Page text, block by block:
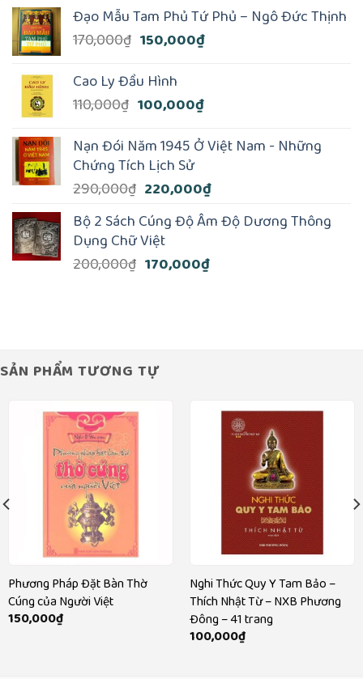
là:
230,000₫.
tại
Đạo Mẫu Tam Phủ Tứ Phủ – Ngô Đức Thịnh
170,000₫ Giá
là:
170,000₫.
150,000₫Giá
là:
Cao Ly Đầu Hình
110,000₫ Giá
là:
110,000₫.
100,000₫Giá
tại
100,000₫.
Nạn Đói Năm 1945 Ở Việt Nam - Những
Chứng Tích Lịch Sử
290,000₫ Giá
là:
290,000₫.
220,000₫Giá
tại
Bộ 2 Sách Cúng Độ Âm Độ Dương Thông
Dụng Chữ Việt
200,000₫ Giá
170,000₫Giá
SẢN PHẨM TƯƠNG TỰ
Phương Pháp Đặt Bàn Thờ
Cúng của Người Việt
150,000₫
Nghi Thức Quy Y Tam Bảo –
Thích Nhật Từ – NXB Phương
Đông – 41 trang
100,000₫